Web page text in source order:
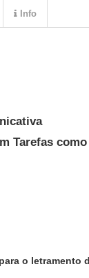
Tarefas
o letramento
Info